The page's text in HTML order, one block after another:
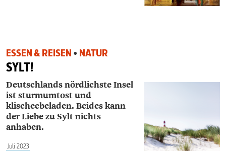
ESSEN & REISEN • NATUR
SYLT!
Deutschlands nördlichste Insel
ist sturmumtost und
klischeebeladen. Beides kann
der Liebe zu Sylt nichts
anhaben.
Juli 2023